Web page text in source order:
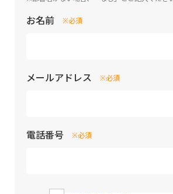
お名前 ※必須
メールアドレス ※必須
電話番号 ※必須